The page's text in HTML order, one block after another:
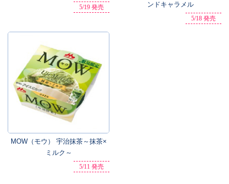
5/19 発売
ンドキャラメル
5/18 発売
MOW（モウ） 宇治抹茶～抹茶×
ミルク～
5/11 発売